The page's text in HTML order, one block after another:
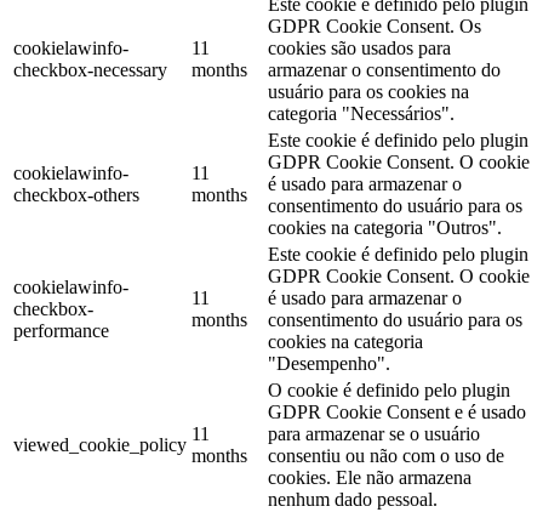
cookielawinfo-
checkbox-necessary
11
months
Este cookie é definido pelo plugin
GDPR Cookie Consent. Os
cookies são usados ​​para
armazenar o consentimento do
usuário para os cookies na
categoria "Necessários".
cookielawinfo-
checkbox-others
11
months
Este cookie é definido pelo plugin
GDPR Cookie Consent. O cookie
é usado para armazenar o
consentimento do usuário para os
cookies na categoria "Outros".
cookielawinfo-
checkbox-
performance
11
months
Este cookie é definido pelo plugin
GDPR Cookie Consent. O cookie
é usado para armazenar o
consentimento do usuário para os
cookies na categoria
"Desempenho".
viewed_cookie_policy
11
months
O cookie é definido pelo plugin
GDPR Cookie Consent e é usado
para armazenar se o usuário
consentiu ou não com o uso de
cookies. Ele não armazena
nenhum dado pessoal.